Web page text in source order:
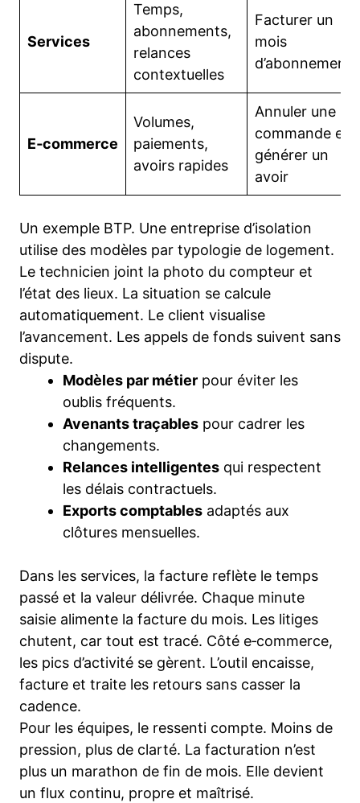
Services
Temps,
abonnements,
relances
contextuelles
Facturer un
mois
d’abonnement
E‑commerce
Volumes,
paiements,
avoirs rapides
Annuler une
commande et
générer un
avoir
Un exemple BTP. Une entreprise d’isolation
utilise des modèles par typologie de logement.
Le technicien joint la photo du compteur et
l’état des lieux. La situation se calcule
automatiquement. Le client visualise
l’avancement. Les appels de fonds suivent sans
dispute.
Modèles par métier pour éviter les
oublis fréquents.
Avenants traçables pour cadrer les
changements.
Relances intelligentes qui respectent
les délais contractuels.
Exports comptables adaptés aux
clôtures mensuelles.
Dans les services, la facture reflète le temps
passé et la valeur délivrée. Chaque minute
saisie alimente la facture du mois. Les litiges
chutent, car tout est tracé. Côté e‑commerce,
les pics d’activité se gèrent. L’outil encaisse,
facture et traite les retours sans casser la
cadence.
Pour les équipes, le ressenti compte. Moins de
pression, plus de clarté. La facturation n’est
plus un marathon de fin de mois. Elle devient
un flux continu, propre et maîtrisé.